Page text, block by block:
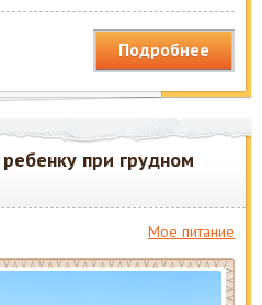
Подробнее
при грудном
Мое питание